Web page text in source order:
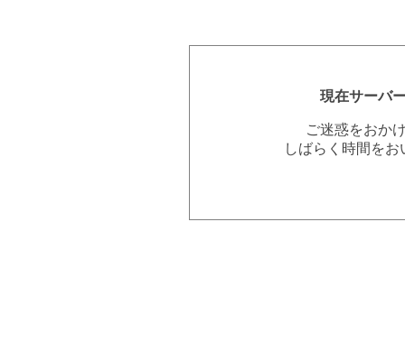
現在サーバ
ご迷惑をおか
しばらく時間を